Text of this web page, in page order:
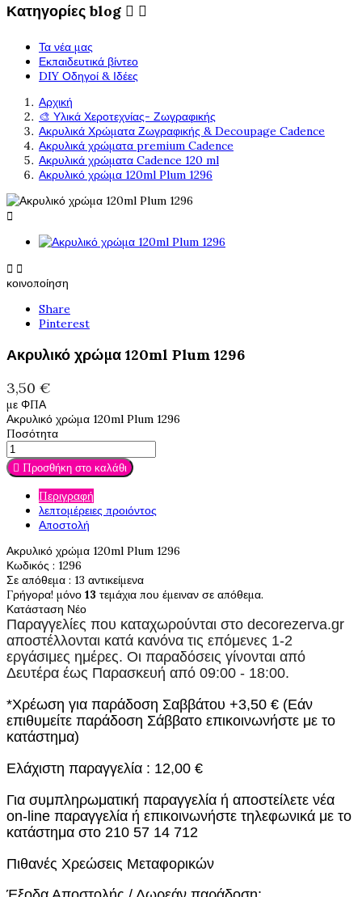
Κατηγορίες blog  
Τα νέα μας
Εκπαιδευτικά βίντεο
DIY Οδηγοί & Ιδέες
Αρχική
🎨 Υλικά Χεροτεχνίας- Ζωγραφικής
Ακρυλικά Χρώματα Ζωγραφικής & Decoupage Cadence
Ακρυλικά χρώματα premium Cadence
Ακρυλικά χρώματα Cadence 120 ml
Ακρυλικό χρώμα 120ml Plum 1296

 
κοινοποίηση
Share
Pinterest
Ακρυλικό χρώμα 120ml Plum 1296
3,50 €
με ΦΠΑ
Ακρυλικό χρώμα 120ml Plum 1296
Ποσότητα
 Προσθήκη στο καλάθι
Περιγραφή
λεπτομέρειες προιόντος
Αποστολή
Ακρυλικό χρώμα 120ml Plum 1296
Κωδικός : 1296
Σε απόθεμα : 13 αντικείμενα
Γρήγορα! μόνο 13 τεμάχια που έμειναν σε απόθεμα.
Κατάσταση Νέο
Παραγγελίες που καταχωρούνται στο decorezerva.gr
αποστέλλονται κατά κανόνα τις επόμενες 1-2
εργάσιμες ημέρες. Οι παραδόσεις γίνονται από
Δευτέρα έως Παρασκευή από 09:00 - 18:00.
*Χρέωση για παράδοση Σαββάτου +3,50 € (Εάν
επιθυμείτε παράδοση Σάββατο επικοινωνήστε με το
κατάστημα)
Ελάχιστη παραγγελία : 12,00 €
Για συμπληρωματική παραγγελία ή αποστείλετε νέα
on-line παραγγελία ή επικοινωνήστε τηλεφωνικά με το
κατάστημα στο 210 57 14 712
Πιθανές Χρεώσεις Μεταφορικών